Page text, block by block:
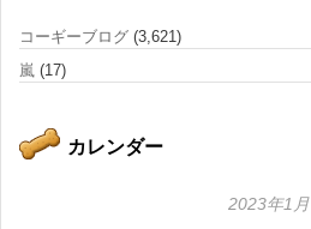
コーギーブログ (3,621)
嵐 (17)
カレンダー
2023年1月